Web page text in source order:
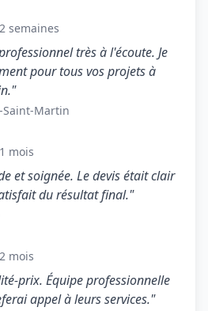
semaines
très à l'écoute. Je
pour tous vos projets à
Martin
mois
et soignée. Le devis était clair
du résultat final."
mois
prix. Équipe professionnelle
appel à leurs services."